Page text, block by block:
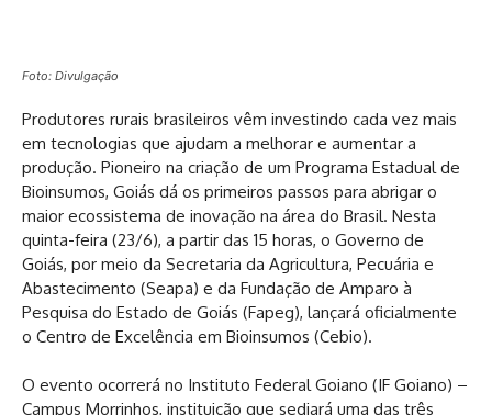
Foto: Divulgação
Produtores rurais brasileiros vêm investindo cada vez mais
em tecnologias que ajudam a melhorar e aumentar a
produção. Pioneiro na criação de um Programa Estadual de
Bioinsumos, Goiás dá os primeiros passos para abrigar o
maior ecossistema de inovação na área do Brasil. Nesta
quinta-feira (23/6), a partir das 15 horas, o Governo de
Goiás, por meio da Secretaria da Agricultura, Pecuária e
Abastecimento (Seapa) e da Fundação de Amparo à
Pesquisa do Estado de Goiás (Fapeg), lançará oficialmente
o Centro de Excelência em Bioinsumos (Cebio).
O evento ocorrerá no Instituto Federal Goiano (IF Goiano) –
Campus Morrinhos, instituição que sediará uma das três